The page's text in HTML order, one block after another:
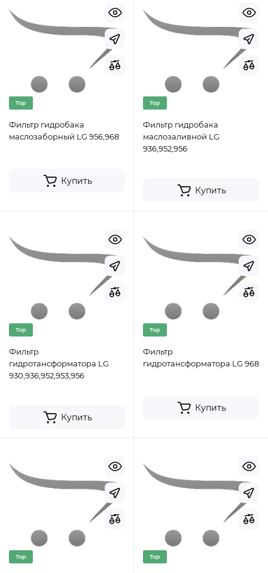
Top
Фильтр гидробака
маслозаборный LG 956,968
Купить
Top
Фильтр гидробака
маслозаливной LG
936,952,956
Купить
Top
Фильтр
гидротансформатора LG
930,936,952,953,956
Купить
Top
Фильтр
гидротансформатора LG 968
Купить
Top Top